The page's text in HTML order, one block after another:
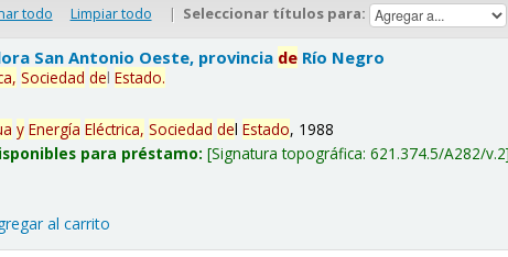
todo Limpiar todo | Seleccionar títulos para:
San Antonio Oeste, provincia de Río Negro
Sociedad delEstado.
y Energía Eléctrica, Sociedad delEstado, 1988
para préstamo: Signatura topográfica:621.374.5/A282/v.2
al carrito